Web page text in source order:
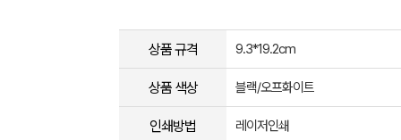
상품 규격 9.3*19.2cm
상품 색상 블랙/오프화이트
인쇄방법 레이저인쇄